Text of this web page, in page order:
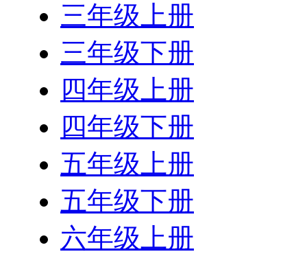
三年级上册
三年级下册
四年级上册
四年级下册
五年级上册
五年级下册
六年级上册